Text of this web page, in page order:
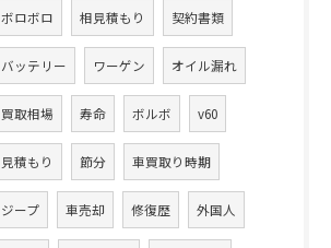
ボロボロ 相見積もり 契約書類
バッテリー ワーゲン オイル漏れ
買取相場 寿命 ボルボ v60
見積もり 節分 車買取り時期
ジープ 車売却 修復歴 外国人